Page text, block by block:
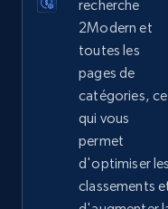
URL, Product id,
Rating, Reviews
more.
2.4K+
Google
recherche
2Modern et
toutes les
pages de
catégories, ce
qui vous
permet
d'optimiser les
classements